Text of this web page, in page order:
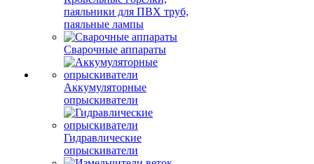
паяльники для ПВХ труб,
паяльные лампы
Сварочные аппараты
Аккумуляторные
опрыскиватели
Гидравлические
опрыскиватели